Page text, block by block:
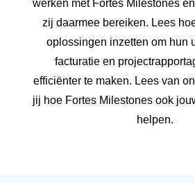
werken met Fortes Milestones
zij daarmee bereiken. Lees
oplossingen inzetten om hun
facturatie en
efficiënter te maken. Lees van
jij hoe Fortes Milestones ook
helpen.